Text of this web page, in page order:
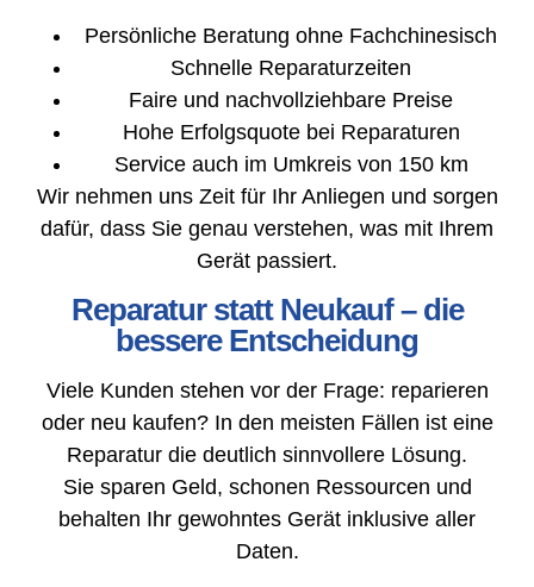
Persönliche Beratung ohne Fachchinesisch
Schnelle Reparaturzeiten
Faire und nachvollziehbare Preise
Hohe Erfolgsquote bei Reparaturen
Service auch im Umkreis von 150 km
Wir nehmen uns Zeit für Ihr Anliegen und sorgen
dafür, dass Sie genau verstehen, was mit Ihrem
Gerät passiert.
Reparatur statt Neukauf – die
bessere Entscheidung
Viele Kunden stehen vor der Frage: reparieren
oder neu kaufen? In den meisten Fällen ist eine
Reparatur die deutlich sinnvollere Lösung.
Sie sparen Geld, schonen Ressourcen und
behalten Ihr gewohntes Gerät inklusive aller
Daten.